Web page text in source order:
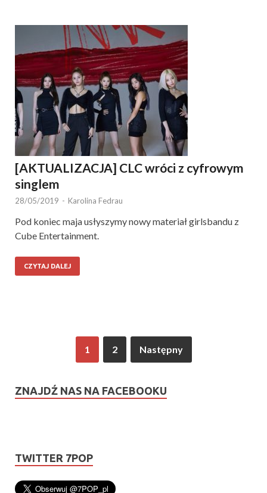
[AKTUALIZACJA] CLC wróci z cyfrowym
singlem
28/05/2019 - Karolina Fedrau
Pod koniec maja usłyszymy nowy materiał girlsbandu z
Cube Entertainment.
CZYTAJ DALEJ
1 2 Następny
ZNAJDŹ NAS NA FACEBOOKU
TWITTER 7POP